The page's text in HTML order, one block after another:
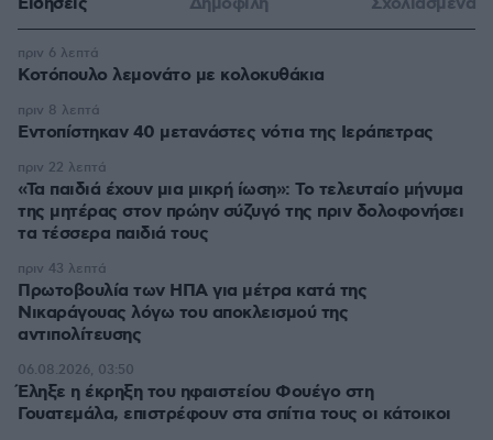
Κοτόπουλο λεμονάτο με κολοκυθάκια
πριν 6 λεπτά
Εντοπίστηκαν 40 μετανάστες νότια της Ιεράπετρας
πριν 8 λεπτά
«Τα παιδιά έχουν μια μικρή ίωση»: Το τελευταίο μήνυμα
της μητέρας στον πρώην σύζυγό της πριν δολοφονήσει
τα τέσσερα παιδιά τους
πριν 22 λεπτά
Πρωτοβουλία των ΗΠΑ για μέτρα κατά της
Νικαράγουας λόγω του αποκλεισμού της
αντιπολίτευσης
πριν 43 λεπτά
Έληξε η έκρηξη του ηφαιστείου Φουέγο στη
Γουατεμάλα, επιστρέφουν στα σπίτια τους οι κάτοικοι
06.08.2026, 03:50